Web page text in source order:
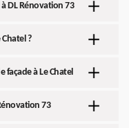
DL Rénovation 73
?
façade à Le Chatel
73